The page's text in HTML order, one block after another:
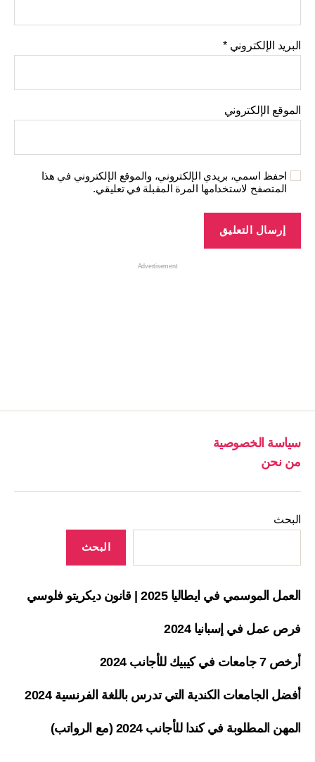
البريد الإلكتروني*
الموقع الإلكتروني
احفظ اسمي، بريدي الإلكتروني، والموقع الإلكتروني في هذا
المتصفح لاستخدامها المرة المقبلة في تعليقي.
Advertisement
سياسة الخصوصية
من نحن
البحث
البحث
العمل الموسمي في ايطاليا 2025 | قانون ديكريتو فلوسي
فرص عمل في إسبانيا 2024
أرخص 7 جامعات في كيبيك للأجانب 2024
أفضل الجامعات الكندية التي تدرس باللغة الفرنسية 2024
المهن المطلوبة في كندا للأجانب 2024 (مع الرواتب)